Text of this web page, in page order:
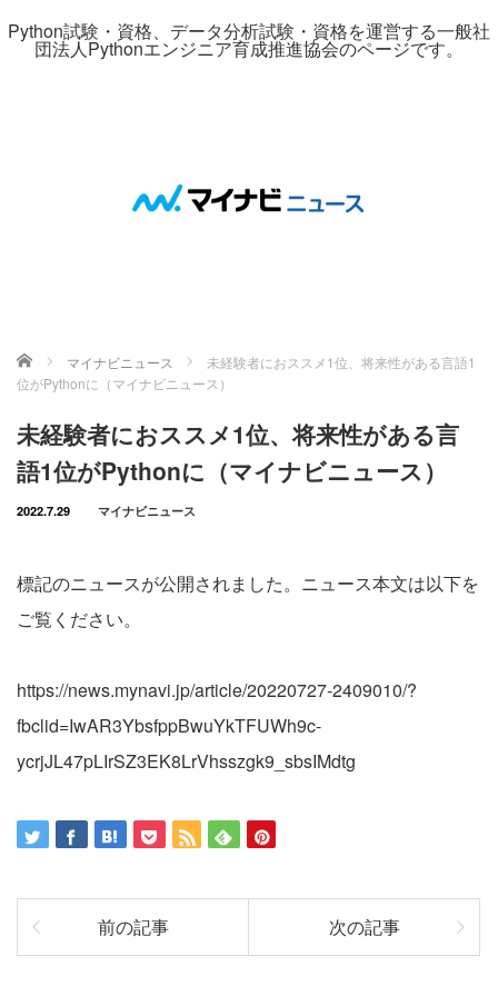
Python試験・資格、データ分析試験・資格を運営する一般社
団法人Pythonエンジニア育成推進協会のページです。
ホーム マイナビニュース
未経験者におススメ1位、将来性がある言語1
位がPythonに（マイナビニュース）
未経験者におススメ1位、将来性がある言
語1位がPythonに（マイナビニュース）
2022.7.29 マイナビニュース
標記のニュースが公開されました。ニュース本文は以下を
ご覧ください。
https://news.mynavi.jp/article/20220727-2409010/?
fbclid=IwAR3YbsfppBwuYkTFUWh9c-
ycrjJL47pLIrSZ3EK8LrVhsszgk9_sbsIMdtg
前の記事 次の記事